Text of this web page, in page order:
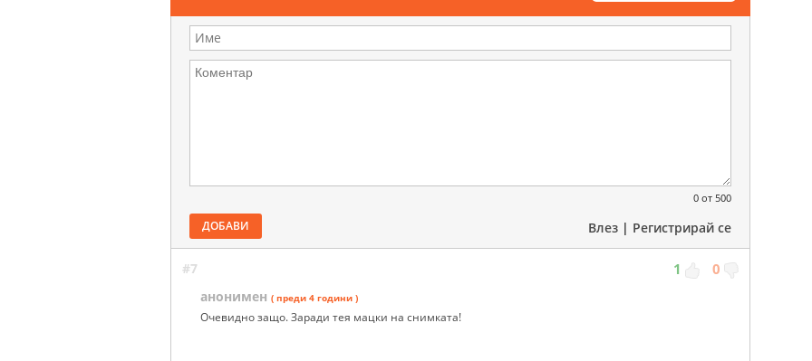
0 от 500
ДОБАВИ Влез | Регистрирай се
#7 1 0
анонимен ( преди 4 години )
Очевидно защо. Заради тея мацки на снимката!